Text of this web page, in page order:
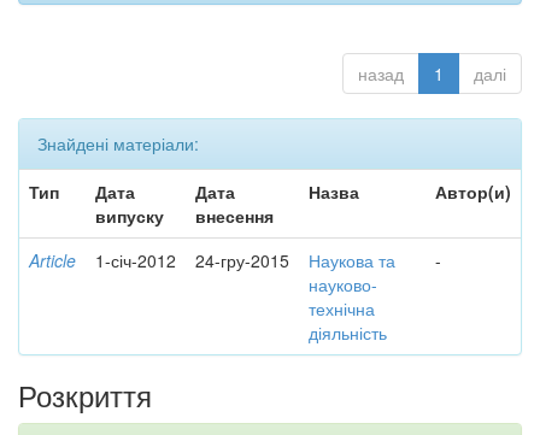
назад 1 далі
Знайдені матеріали:
Тип
Дата
випуску
Дата
внесення
Назва Автор(и)
Article 1-січ-2012 24-гру-2015
Наукова та
науково-
технічна
діяльність
-
Розкриття